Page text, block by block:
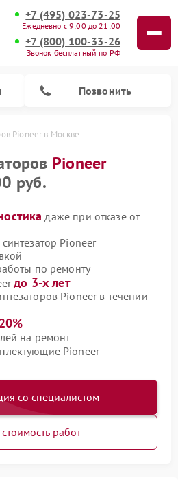
+7 (495) 023-73-25
Ежедневно с 9:00 до 21:00
+7 (800) 100-33-26
Звонок бесплатный по РФ
Позвонить
Pioneer в Москве
Pioneer
руб.
даже при отказе от
Pioneer
по ремонту
до 3-х лет
Pioneer в течении
20%
на ремонт
Pioneer
со специалистом
стоимость работ